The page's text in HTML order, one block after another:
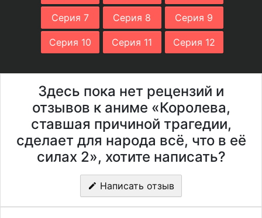
Серия 7 Серия 8 Серия 9
Серия 10 Серия 11 Серия 12
Здесь пока нет рецензий и
отзывов к аниме «Королева,
ставшая причиной трагедии,
сделает для народа всё, что в её
силах 2», хотите написать?
Написать отзыв